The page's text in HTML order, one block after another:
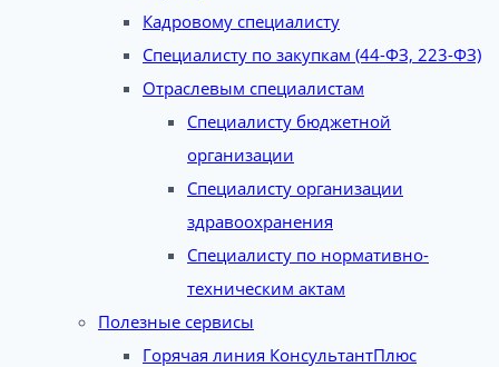
Кадровому специалисту
Специалисту по закупкам (44-ФЗ, 223-ФЗ)
Отраслевым специалистам
Специалисту бюджетной
организации
Специалисту организации
здравоохранения
Специалисту по нормативно-
техническим актам
Полезные сервисы
Горячая линия КонсультантПлюс